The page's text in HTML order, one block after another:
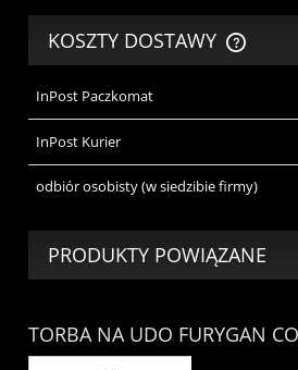
KOSZTY DOSTAWY
CENA NIE ZAWIERA EWENTUALNYCH
InPost Paczkomat
InPost Kurier
odbiór osobisty(w siedzibie firmy)
PRODUKTY POWIĄZANE
TORBA NA UDO FURYGAN